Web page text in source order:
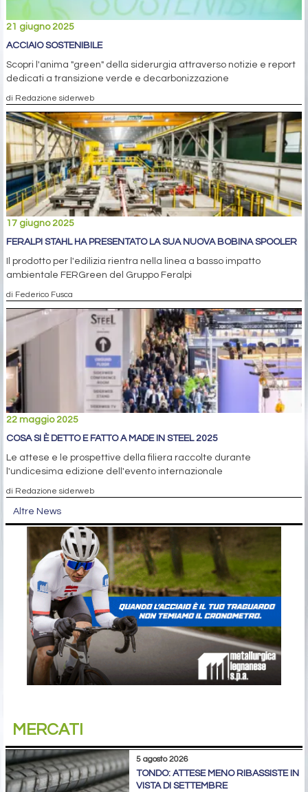
21 giugno 2025
ACCIAIO SOSTENIBILE
Scopri l'anima "green" della siderurgia attraverso notizie e report
dedicati a transizione verde e decarbonizzazione
di Redazione siderweb
17 giugno 2025
FERALPI STAHL HA PRESENTATO LA SUA NUOVA BOBINA SPOOLER
Il prodotto per l'edilizia rientra nella linea a basso impatto
ambientale FERGreen del Gruppo Feralpi
di Federico Fusca
22 maggio 2025
COSA SI È DETTO E FATTO A MADE IN STEEL 2025
Le attese e le prospettive della filiera raccolte durante
l'undicesima edizione dell'evento internazionale
di Redazione siderweb
Altre News
MERCATI
5 agosto 2026
TONDO: ATTESE MENO RIBASSISTE IN
VISTA DI SETTEMBRE